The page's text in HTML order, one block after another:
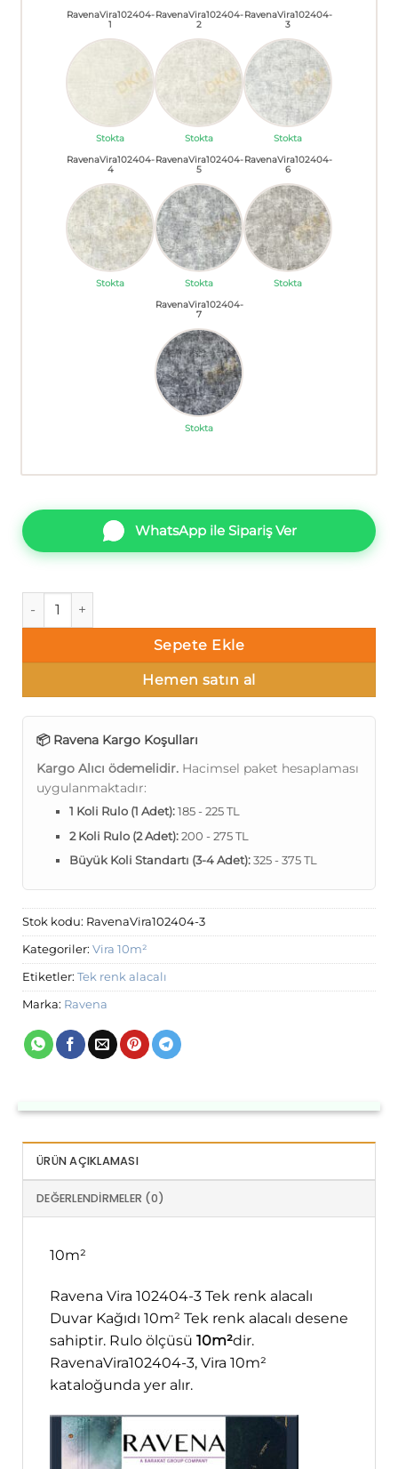
RavenaVira102404-
1
Stokta
RavenaVira102404-
2
Stokta
RavenaVira102404-
3
Stokta
RavenaVira102404-
4
Stokta
RavenaVira102404-
5
Stokta
RavenaVira102404-
6
Stokta
RavenaVira102404-
7
Stokta
WhatsApp ile Sipariş Ver
Ravena Vira 102404-3 Tek renk alacalı Duvar Kağıdı 10m²
Sepete Ekle
Hemen satın al
📦 Ravena Kargo Koşulları
Kargo Alıcı ödemelidir. Hacimsel paket hesaplaması
uygulanmaktadır:
1 Koli Rulo (1 Adet):185 - 225 TL
2 Koli Rulo (2 Adet):200 - 275 TL
Büyük Koli Standartı (3-4 Adet):325 - 375 TL
Stok kodu: RavenaVira102404-3
Kategoriler: Vira 10m²
Etiketler: Tek renk alacalı
Marka: Ravena
ÜRÜN AÇIKLAMASI
DEĞERLENDIRMELER (0)
10m²
Ravena Vira 102404-3 Tek renk alacalı
Duvar Kağıdı 10m² Tek renk alacalı desene
sahiptir. Rulo ölçüsü 10m²dir.
RavenaVira102404-3, Vira 10m²
kataloğunda yer alır.